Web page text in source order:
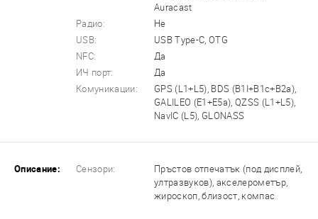
Auracast
Радио:
Не
USB:
USB Type-C, OTG
NFC:
Да
ИЧ порт:
Да
Комуникации:
GPS (L1+L5), BDS (B1I+B1c+B2a),
GALILEO (E1+E5a), QZSS (L1+L5),
NavIC (L5), GLONASS
Описание: Сензори:
Пръстов отпечатък (под дисплей,
ултразвуков), акселерометър,
жироскоп, близост, компас